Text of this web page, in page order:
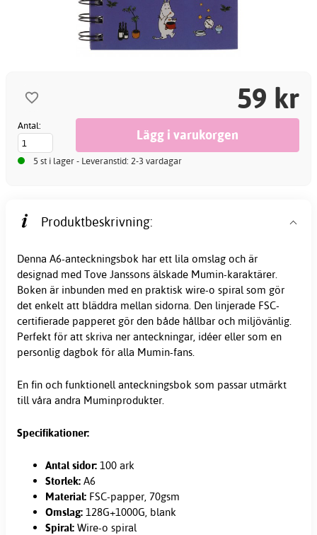
59 kr
Antal:
5 st i lager - Leveranstid: 2-3 vardagar
Produktbeskrivning:
Denna A6-anteckningsbok har ett lila omslag och är
designad med Tove Janssons älskade Mumin-karaktärer.
Boken är inbunden med en praktisk wire-o spiral som gör
det enkelt att bläddra mellan sidorna. Den linjerade FSC-
certifierade papperet gör den både hållbar och miljövänlig.
Perfekt för att skriva ner anteckningar, idéer eller som en
personlig dagbok för alla Mumin-fans.
En fin och funktionell anteckningsbok som passar utmärkt
till våra andra Muminprodukter.
Specifikationer:
Antal sidor: 100 ark
Storlek: A6
Material: FSC-papper, 70gsm
Omslag: 128G+1000G, blank
Spiral: Wire-o spiral